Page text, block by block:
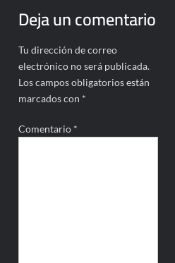
Deja un comentario
Tu dirección de correo
electrónico no será publicada.
Los campos obligatorios están
marcados con *
Comentario *